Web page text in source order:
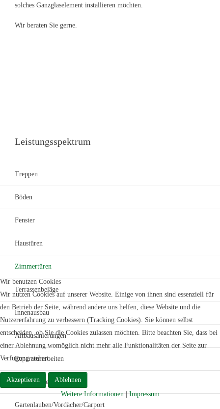
solches Ganzglaselement installieren möchten.
Wir beraten Sie gerne.
Leistungsspektrum
Treppen
Böden
Fenster
Haustüren
Zimmertüren
Terrassenbeläge
Innenausbau
Altbausanierungen
Reparaturarbeiten
Schlüsseldienst
Gartenlauben/Vordächer/Carport
Wir benutzen Cookies
Wir nutzen Cookies auf unserer Website. Einige von ihnen sind essenziell für
den Betrieb der Seite, während andere uns helfen, diese Website und die
Nutzererfahrung zu verbessern (Tracking Cookies). Sie können selbst
entscheiden, ob Sie die Cookies zulassen möchten. Bitte beachten Sie, dass bei
einer Ablehnung womöglich nicht mehr alle Funktionalitäten der Seite zur
Verfügung stehen.
Akzeptieren
Ablehnen
Weitere Informationen|Impressum